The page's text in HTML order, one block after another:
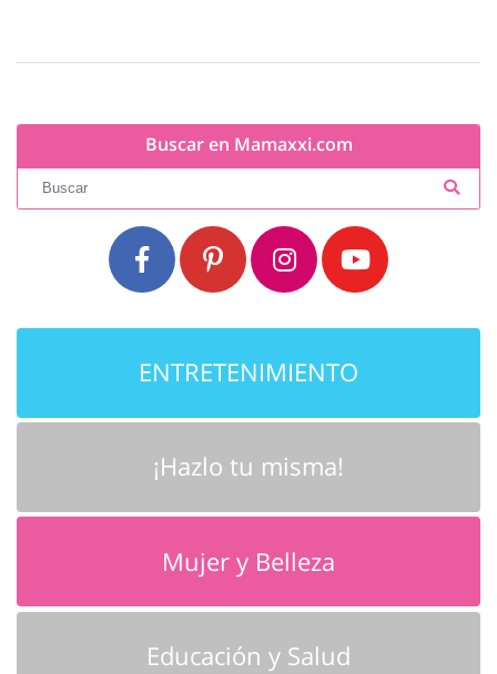
Buscar en Mamaxxi.com
ENTRETENIMIENTO
¡Hazlo tu misma!
Mujer y Belleza
Educación y Salud